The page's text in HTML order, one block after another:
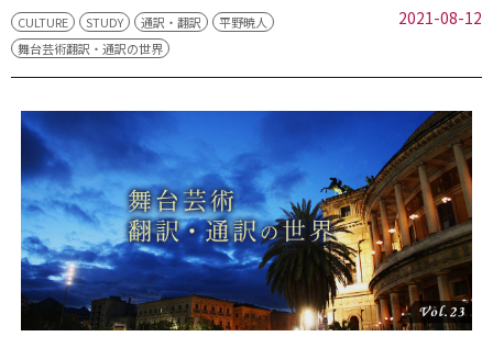
CULTURE STUDY 通訳・翻訳
平野暁人
舞台芸術翻訳・通訳の世界
2021-08-12